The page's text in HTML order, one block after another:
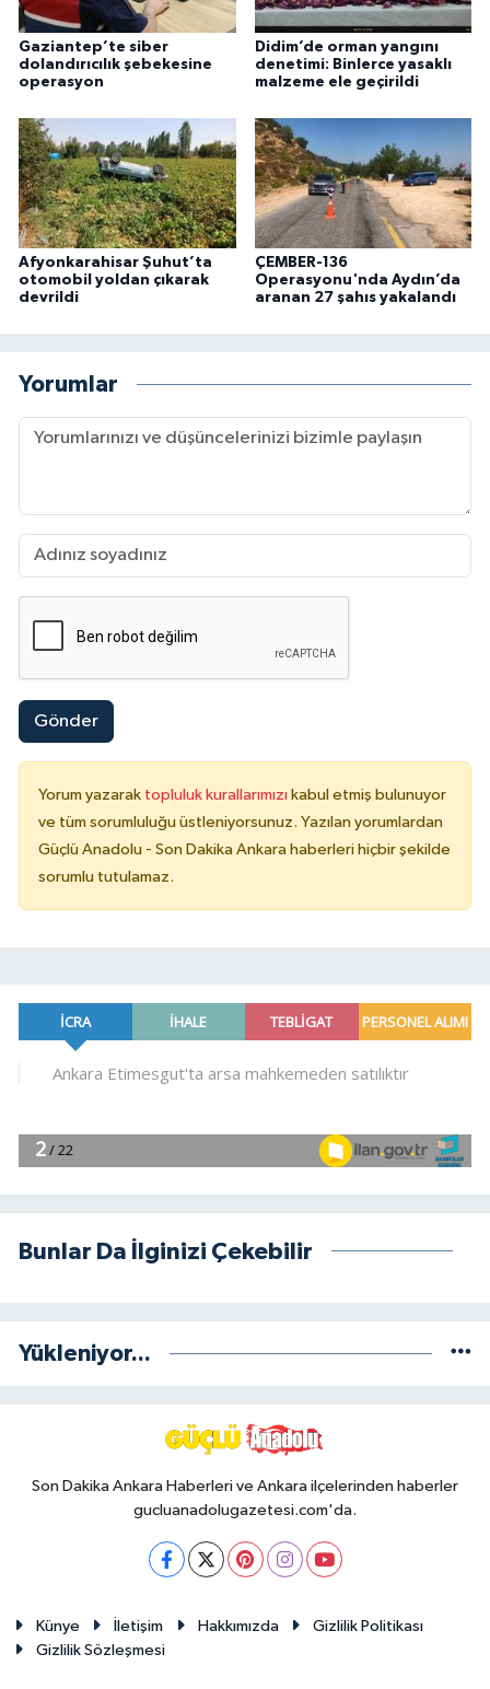
Gaziantep’te siber
dolandırıcılık şebekesine
operasyon
Didim’de orman yangını
denetimi: Binlerce yasaklı
malzeme ele geçirildi
Afyonkarahisar Şuhut’ta
otomobil yoldan çıkarak
devrildi
ÇEMBER-136
Operasyonu'nda Aydın’da
aranan 27 şahıs yakalandı
Yorumlar
Gönder
Yorum yazarak topluluk kurallarımızı kabul etmiş bulunuyor
ve tüm sorumluluğu üstleniyorsunuz. Yazılan yorumlardan
Güçlü Anadolu - Son Dakika Ankara haberleri hiçbir şekilde
sorumlu tutulamaz.
Bunlar Da İlginizi Çekebilir
Yükleniyor...
Son Dakika Ankara Haberleri ve Ankara ilçelerinden haberler
gucluanadolugazetesi.com'da.
Künye İletişim Hakkımızda
Gizlilik Politikası
Gizlilik Sözleşmesi